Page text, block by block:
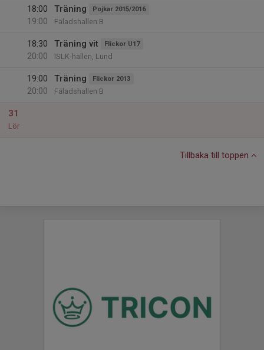
18:00
19:00
Träning Pojkar 2015/2016
Fäladshallen B
18:30
20:00
Träning vit Flickor U17
ISLK-hallen, Lund
19:00
20:00
Träning Flickor 2013
Fäladshallen B
31
Lör
Tillbaka till toppen